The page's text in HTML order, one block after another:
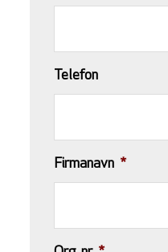
Telefon
Firmanavn *